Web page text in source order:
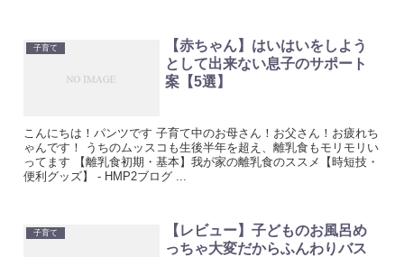
子育て
【赤ちゃん】はいはいをしよう
として出来ない息子のサポート
案【5選】
こんにちは！パンツです 子育て中のお母さん！お父さん！お疲れち
ゃんです！ うちのムッスコも生後半年を超え、離乳食もモリモリい
ってます 【離乳食初期・基本】我が家の離乳食のススメ【時短技・
便利グッズ】 - HMP2ブログ ...
子育て
【レビュー】子どものお風呂め
っちゃ大変だからふんわりバス